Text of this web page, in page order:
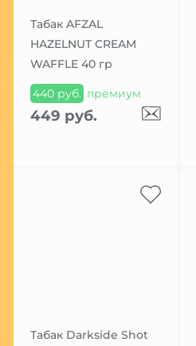
Табак AFZAL
HAZELNUT CREAM
WAFFLE 40 гр
440 руб. премиум
449 руб.
Табак Darkside Shot